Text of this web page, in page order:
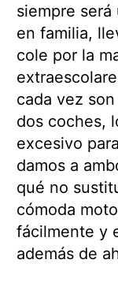
siempre
en familia,
cole por la
cada vez
dos coches,
excesivo
damos a
qué no
cómoda
fácilmente y
además de